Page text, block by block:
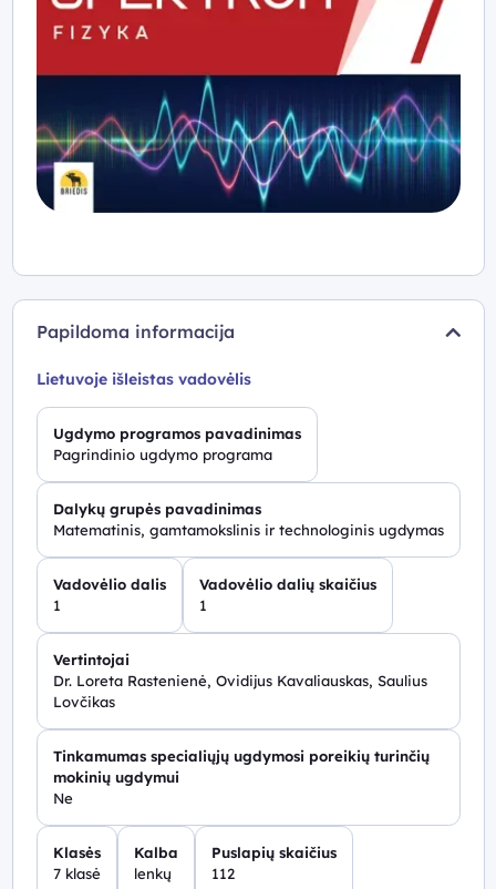
Papildoma informacija
Lietuvoje išleistas vadovėlis
Ugdymo programos pavadinimas
Pagrindinio ugdymo programa
Dalykų grupės pavadinimas
Matematinis, gamtamokslinis ir technologinis ugdymas
Vadovėlio dalis
1
Vadovėlio dalių skaičius
1
Vertintojai
Dr. Loreta Rastenienė, Ovidijus Kavaliauskas, Saulius
Lovčikas
Tinkamumas specialiųjų ugdymosi poreikių turinčių
mokinių ugdymui
Ne
Klasės
7 klasė
Kalba
lenkų
Puslapių skaičius
112